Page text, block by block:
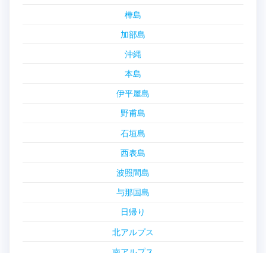
樺島
加部島
沖縄
本島
伊平屋島
野甫島
石垣島
西表島
波照間島
与那国島
日帰り
北アルプス